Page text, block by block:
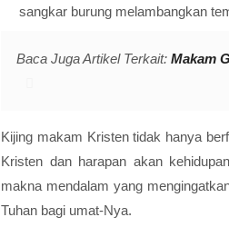
sangkar burung melambangkan
Baca Juga Artikel Terkait: Makam
Kijing makam Kristen tidak hanya
Kristen dan harapan akan
makna mendalam yang
Tuhan bagi umat-Nya.